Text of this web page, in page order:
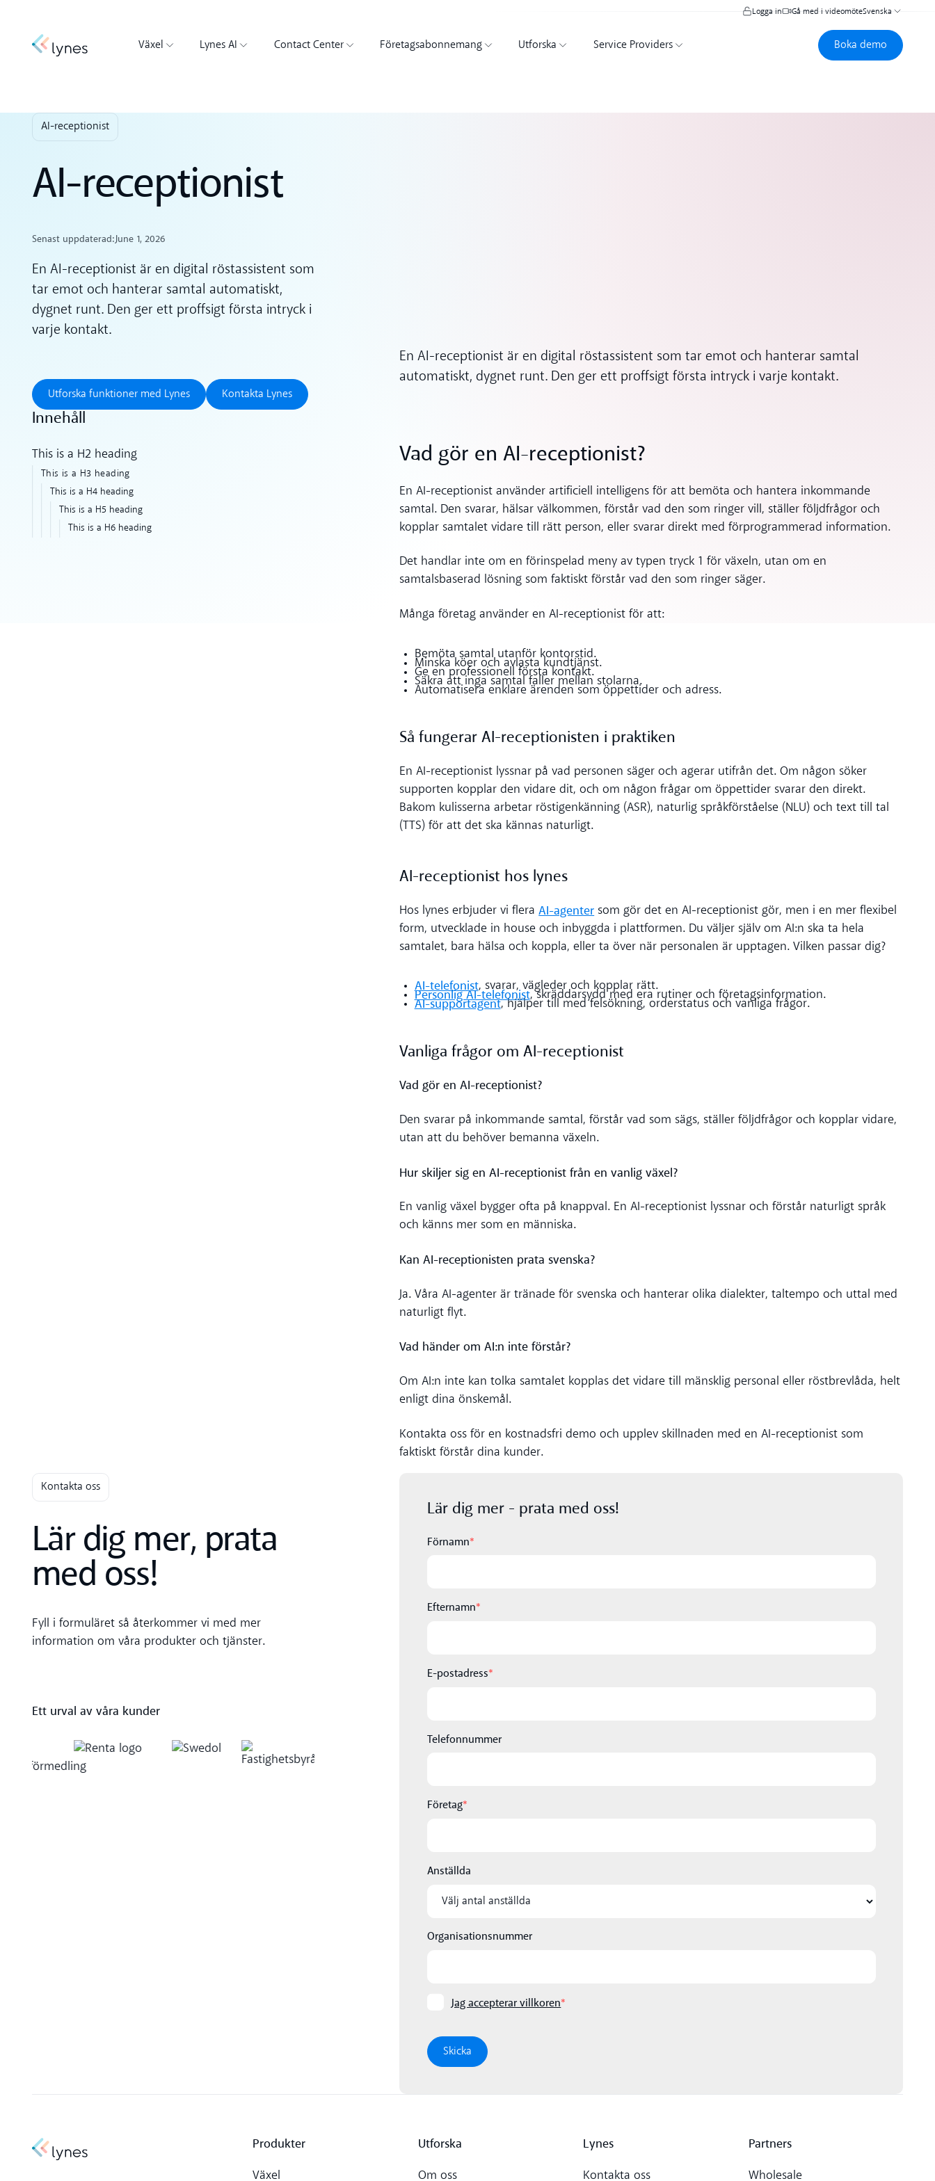
Logga in Gå med i videomöteSvenska
Växel Lynes AI Contact Center Företagsabonnemang Utforska Service Providers
Boka demo
Boka demo
AI-receptionist
AI-receptionist
Senast uppdaterad:June 1, 2026
En AI-receptionist är en digital röstassistent som
tar emot och hanterar samtal automatiskt,
dygnet runt. Den ger ett proffsigt första intryck i
varje kontakt.
Utforska funktioner med Lynes
Utforska funktioner med Lynes
Kontakta Lynes
Kontakta Lynes
En AI-receptionist är en digital röstassistent som tar emot och hanterar samtal
automatiskt, dygnet runt. Den ger ett proffsigt första intryck i varje kontakt.
Innehåll
This is a H2 heading
This is a H3 heading
This is a H4 heading
This is a H5 heading
This is a H6 heading
Vad gör en AI-receptionist?
En AI-receptionist använder artificiell intelligens för att bemöta och hantera inkommande
samtal. Den svarar, hälsar välkommen, förstår vad den som ringer vill, ställer följdfrågor och
kopplar samtalet vidare till rätt person, eller svarar direkt med förprogrammerad information.
Det handlar inte om en förinspelad meny av typen tryck 1 för växeln, utan om en
samtalsbaserad lösning som faktiskt förstår vad den som ringer säger.
Många företag använder en AI-receptionist för att:
Bemöta samtal utanför kontorstid.
Minska köer och avlasta kundtjänst.
Ge en professionell första kontakt.
Säkra att inga samtal faller mellan stolarna.
Automatisera enklare ärenden som öppettider och adress.
Så fungerar AI-receptionisten i praktiken
En AI-receptionist lyssnar på vad personen säger och agerar utifrån det. Om någon söker
supporten kopplar den vidare dit, och om någon frågar om öppettider svarar den direkt.
Bakom kulisserna arbetar röstigenkänning (ASR), naturlig språkförståelse (NLU) och text till tal
(TTS) för att det ska kännas naturligt.
AI-receptionist hos lynes
Hos lynes erbjuder vi fleraAI-agenter som gör det en AI-receptionist gör, men i en mer flexibel
form, utvecklade in house och inbyggda i plattformen. Du väljer själv om AI:n ska ta hela
samtalet, bara hälsa och koppla, eller ta över när personalen är upptagen. Vilken passar dig?
AI-telefonist, svarar, vägleder och kopplar rätt.
Personlig AI-telefonist, skräddarsydd med era rutiner och företagsinformation.
AI-supportagent, hjälper till med felsökning, orderstatus och vanliga frågor.
Vanliga frågor om AI-receptionist
Vad gör en AI-receptionist?
Den svarar på inkommande samtal, förstår vad som sägs, ställer följdfrågor och kopplar vidare,
utan att du behöver bemanna växeln.
Hur skiljer sig en AI-receptionist från en vanlig växel?
En vanlig växel bygger ofta på knappval. En AI-receptionist lyssnar och förstår naturligt språk
och känns mer som en människa.
Kan AI-receptionisten prata svenska?
Ja. Våra AI-agenter är tränade för svenska och hanterar olika dialekter, taltempo och uttal med
naturligt flyt.
Vad händer om AI:n inte förstår?
Om AI:n inte kan tolka samtalet kopplas det vidare till mänsklig personal eller röstbrevlåda, helt
enligt dina önskemål.
Kontakta oss för en kostnadsfri demo och upplev skillnaden med en AI-receptionist som
faktiskt förstår dina kunder.
Kontakta oss
Lär dig mer, prata
med oss!
Fyll i formuläret så återkommer vi med mer
information om våra produkter och tjänster.
Ett urval av våra kunder
Lär dig mer - prata med oss!
Förnamn*
Efternamn*
E-postadress*
Telefonnummer
Företag*
Anställda
Organisationsnummer
Jag accepterar villkoren*
Produkter
Växel
Utforska
Om oss
Lynes
Kontakta oss
Partners
Wholesale